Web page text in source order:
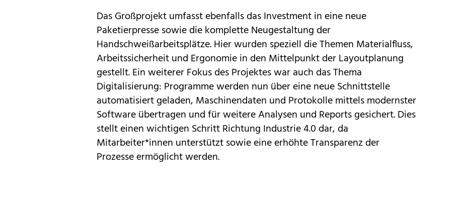
Das Großprojekt umfasst ebenfalls das Investment in eine neue
Paketierpresse sowie die komplette Neugestaltung der
Handschweißarbeitsplätze. Hier wurden speziell die Themen Materialfluss,
Arbeitssicherheit und Ergonomie in den Mittelpunkt der Layoutplanung
gestellt. Ein weiterer Fokus des Projektes war auch das Thema
Digitalisierung: Programme werden nun über eine neue Schnittstelle
automatisiert geladen, Maschinendaten und Protokolle mittels modernster
Software übertragen und für weitere Analysen und Reports gesichert. Dies
stellt einen wichtigen Schritt Richtung Industrie 4.0 dar, da
Mitarbeiter*innen unterstützt sowie eine erhöhte Transparenz der
Prozesse ermöglicht werden.